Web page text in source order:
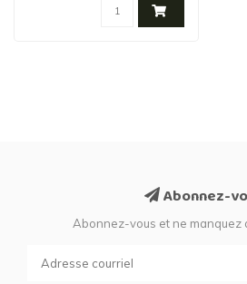
Abonnez-
Abonnez-vous et ne manquez